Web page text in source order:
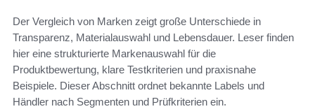
Der Vergleich von Marken zeigt große Unterschiede in
Transparenz, Materialauswahl und Lebensdauer. Leser finden
hier eine strukturierte Markenauswahl für die
Produktbewertung, klare Testkriterien und praxisnahe
Beispiele. Dieser Abschnitt ordnet bekannte Labels und
Händler nach Segmenten und Prüfkriterien ein.